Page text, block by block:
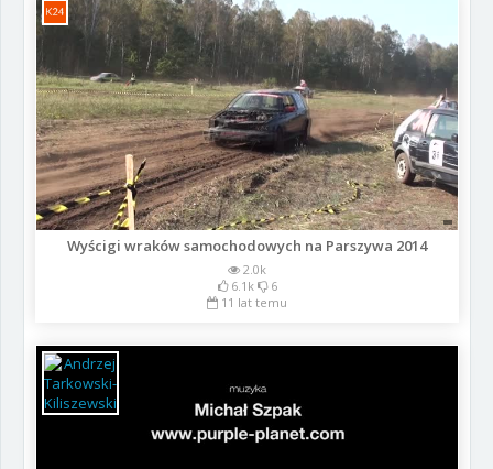
Wyścigi wraków samochodowych na Parszywa 2014
2.0k
6.1k
6
11 lat temu